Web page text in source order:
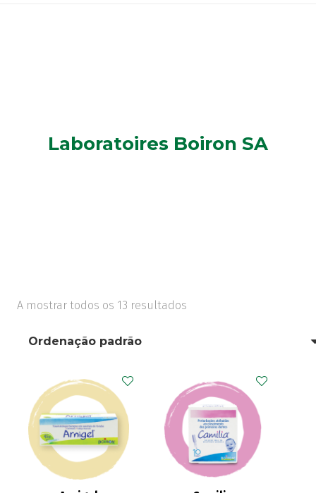
Laboratoires Boiron SA
A mostrar todos os 13 resultados